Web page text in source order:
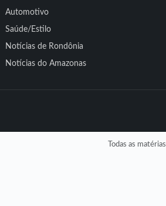
Automotivo
Saúde/Estilo
Notícias de Rondônia
Notícias do Amazonas
Todas as matérias